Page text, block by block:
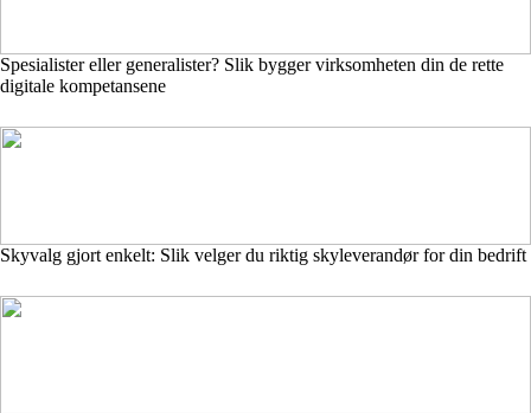
Spesialister eller generalister? Slik bygger virksomheten din de rette
digitale kompetansene
Skyvalg gjort enkelt: Slik velger du riktig skyleverandør for din bedrift